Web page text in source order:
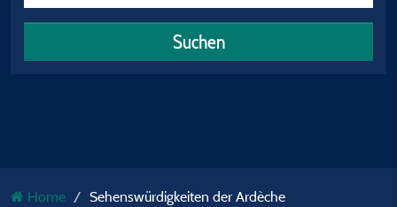
Suchen
Home Sehenswürdigkeiten der Ardèche